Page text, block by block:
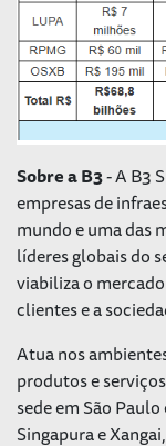
Sobre a B3- A B3
empresas de
mundo e uma das
líderes globais do
viabiliza o
clientes e a
Atua nos
produtos e
sede em São
Singapura e